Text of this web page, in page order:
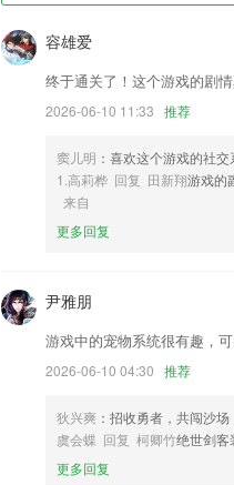
2,所有提供的资讯内容都是会不定时
3,新大纲名师讲解、精编题库、知识
4,中国烟草网络学院基于完备的设
化、标准化的课程模块为企业提供
5,同城交友功能，罗山的百姓也可
6,新闻更新的速度还是非常快的，
国民彩票手机软件优势
2.支持在线成语查找功能，查找结果
3.不管你有什么样的学习需要都可
4.以提升阅读能力为核心，创立独特
识，还能教会我们很多做人的真理。
6.打谱模式可载入 SGF 格式的棋谱
容雄爱
终于通关了！这个游戏的剧
2026-06-10 11:33 推荐
窦儿明 ：喜欢这个游戏的社
1.高莉桦 回复 田新翔游戏的
来自
更多回复
尹雅朋
游戏中的宠物系统很有趣，
2026-06-10 04:30 推荐
狄兴爽 ：招收勇者，共闯沙
虞会蝶 回复 柯卿竹绝世剑客
更多回复